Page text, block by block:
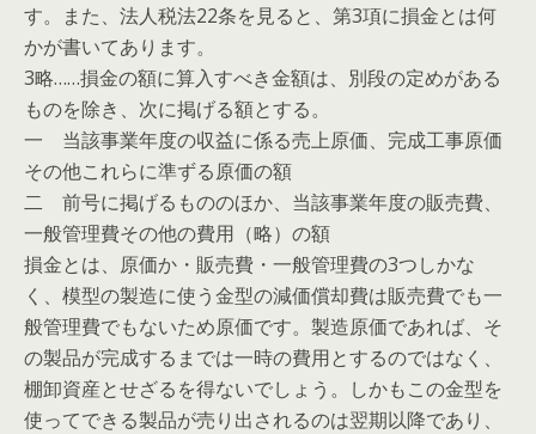
す。また、法人税法22条を見ると、第3項に損金とは何
かが書いてあります。
3略……損金の額に算入すべき金額は、別段の定めがある
ものを除き、次に掲げる額とする。
一 当該事業年度の収益に係る売上原価、完成工事原価
その他これらに準ずる原価の額
二 前号に掲げるもののほか、当該事業年度の販売費、
一般管理費その他の費用（略）の額
損金とは、原価か・販売費・一般管理費の3つしかな
く、模型の製造に使う金型の減価償却費は販売費でも一
般管理費でもないため原価です。製造原価であれば、そ
の製品が完成するまでは一時の費用とするのではなく、
棚卸資産とせざるを得ないでしょう。しかもこの金型を
使ってできる製品が売り出されるのは翌期以降であり、